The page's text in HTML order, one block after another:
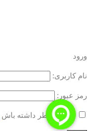
ورود
نام کاربری:
رمز عبور:
مرا به خاطر داشته باش